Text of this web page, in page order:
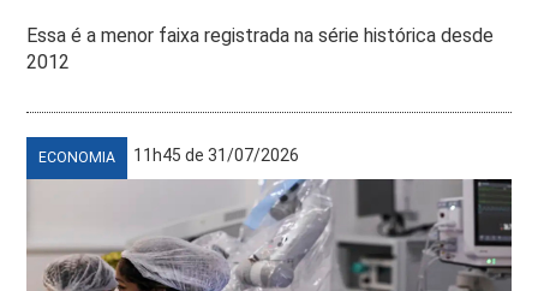
Essa é a menor faixa registrada na série histórica desde
2012
ECONOMIA 11h45 de 31/07/2026